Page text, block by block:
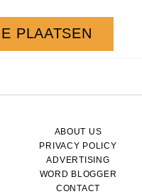
ABOUT US
PRIVACY POLICY
ADVERTISING
WORD BLOGGER
CONTACT